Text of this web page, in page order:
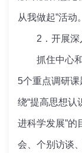
从我做起”活动。
2．开展深
抓住中心和
5个重点调研
绕“提高思想认
进科学发展”的
会、个别访谈